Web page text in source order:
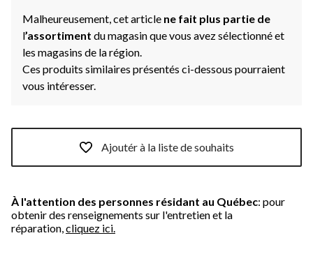
Malheureusement, cet article ne fait plus partie de
l’assortiment du magasin que vous avez sélectionné et
les magasins de la région.
Ces produits similaires présentés ci-dessous pourraient
vous intéresser.
Ajoutér à la liste de souhaits
À l'attention des personnes résidant au Québec: pour
obtenir des renseignements sur l'entretien et la
réparation, cliquez ici.